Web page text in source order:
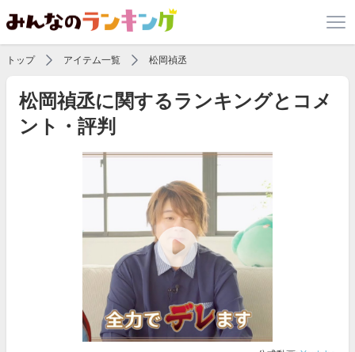
トップ アイテム一覧 松岡禎丞
松岡禎丞に関するランキングとコメ
ント・評判